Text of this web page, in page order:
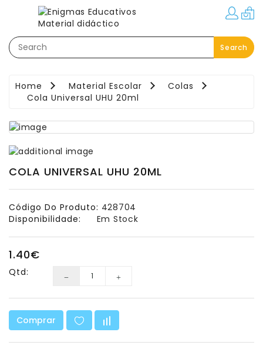
Search
Categorias
Festas–
Material
Pedagógicas
Interior
-
Exterior
Matemática
Ciência
E
Robótica
Home Material Escolar
Colas
Cola Universal UHU 20ml
COLA UNIVERSAL UHU 20ML
Código Do Produto: 428704
Disponibilidade:
Em Stock
1.40€
Qtd:
Comprar